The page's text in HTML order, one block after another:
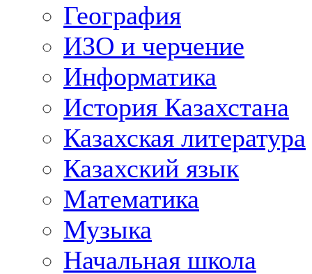
География
ИЗО и черчение
Информатика
История Казахстана
Казахская литература
Казахский язык
Математика
Музыка
Начальная школа